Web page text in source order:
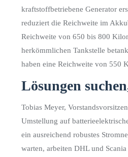
kraftstoffbetriebene Generator
reduziert die Reichweite im
Reichweite von 650 bis 800
herkömmlichen Tankstelle
haben eine Reichweite von 550
Lösungen
Tobias Meyer,
Umstellung auf
ein ausreichend robustes
warten, arbeiten DHL und